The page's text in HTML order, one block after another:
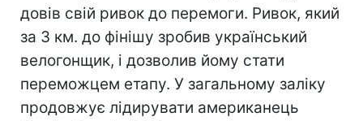
довів свій ривок до перемоги. Ривок, який
за 3 км. до фінішу зробив український
велогонщик, і дозволив йому стати
переможцем етапу. У загальному заліку
продовжує лідирувати американець